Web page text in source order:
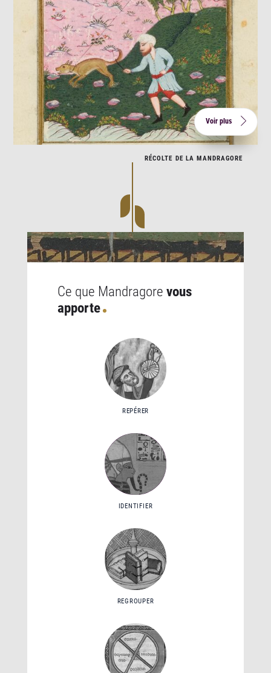
Voir plus
RÉCOLTE DE LA MANDRAGORE
Ce que Mandragore vous
apporte
REPÉRER
IDENTIFIER
REGROUPER